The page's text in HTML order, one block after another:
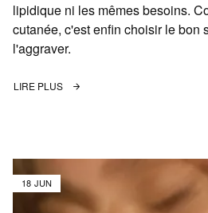
lipidique ni les mêmes besoins.
cutanée, c'est enfin choisir le bon
l'aggraver.
LIRE PLUS
18 JUN